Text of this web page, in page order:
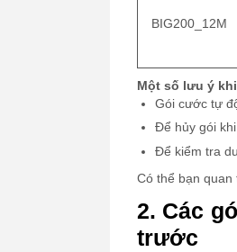
BIG200_12M
Một số lưu ý
Gói cước tự
Để hủy gói
Để kiểm tra
Có thể bạn quan
2. Các
trước